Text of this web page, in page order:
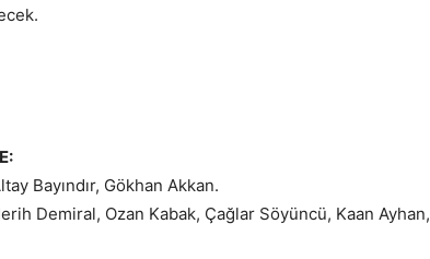
Bayındır, Gökhan Akkan.
Demiral, Ozan Kabak, Çağlar Söyüncü, Kaan Ayhan,